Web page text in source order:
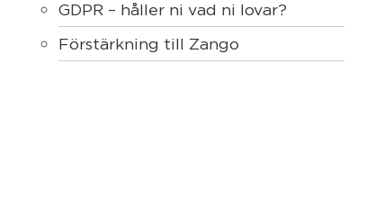
GDPR – håller ni vad ni lovar?
Förstärkning till Zango